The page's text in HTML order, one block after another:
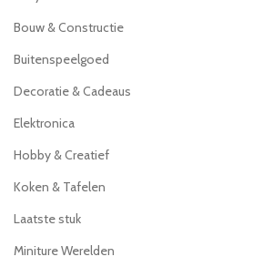
Bouw & Constructie
Buitenspeelgoed
Decoratie & Cadeaus
Elektronica
Hobby & Creatief
Koken & Tafelen
Laatste stuk
Miniture Werelden